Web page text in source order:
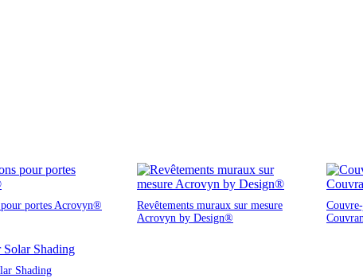
portes Acrovyn®
Revêtements muraux sur mesure
Acrovyn by Design®
Shading